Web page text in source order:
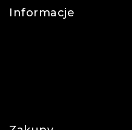
Informacje